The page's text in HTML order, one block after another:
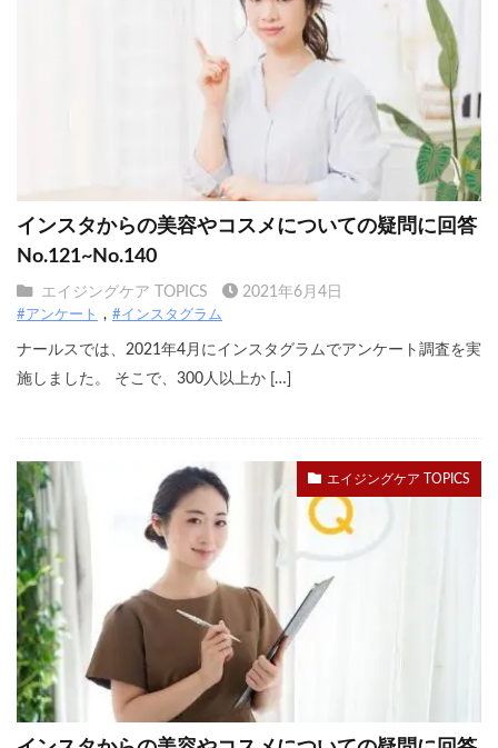
インスタからの美容やコスメについての疑問に回答
No.121~No.140
エイジングケア TOPICS 2021年6月4日
#アンケート #インスタグラム
ナールスでは、2021年4月にインスタグラムでアンケート調査を実
施しました。 そこで、300人以上か […]
エイジングケア TOPICS